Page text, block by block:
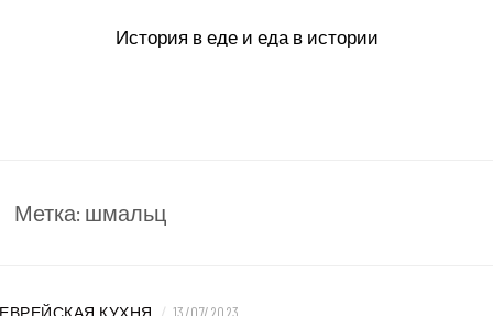
История в еде и еда в истории
Метка: шмальц
ЕВРЕЙСКАЯ КУХНЯ 13/07/2023